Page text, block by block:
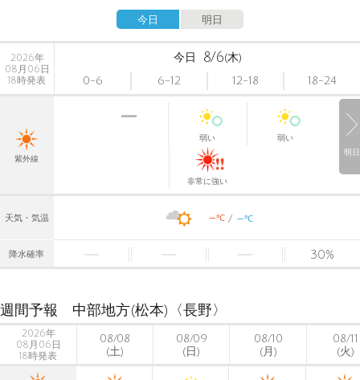
今日 明日
明日
2026年
08月06日
18時発表
今日 8/6(木)
0-6
6-12 12-18 18-24
紫外線
弱い 弱い
非常に強い
天気・気温 -℃ -℃
降水確率 30%
週間予報 中部地方(松本)〈長野〉
2026年
08月06日
18時発表
08/08
(土)
08/09
(日)
08/10
(月)
08/11
(火)